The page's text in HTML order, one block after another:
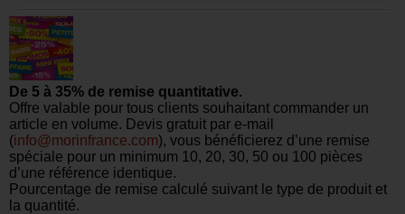
De 5 à 35% de remise quantitative.
Offre valable pour tous clients souhaitant commander un
article en volume. Devis gratuit par e-mail
(info@morinfrance.com), vous bénéficierez d’une remise
spéciale pour un minimum 10, 20, 30, 50 ou 100 pièces
d’une référence identique.
Pourcentage de remise calculé suivant le type de produit et
la quantité.